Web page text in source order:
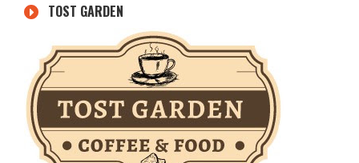
TOST GARDEN